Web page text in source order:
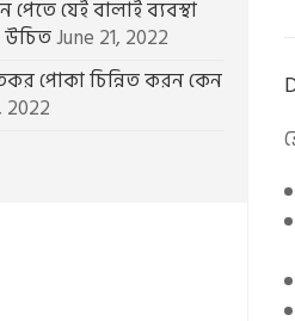
যেই বালাই ব্যবস্থা
উচিতJune 21, 2022
পোকা চিন্নিত করন কেন
2022